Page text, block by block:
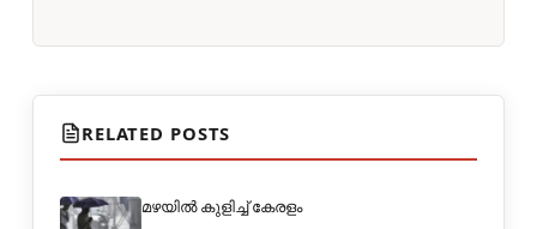
RELATED POSTS
മഴയിൽ കുളിച്ച് കേരളം